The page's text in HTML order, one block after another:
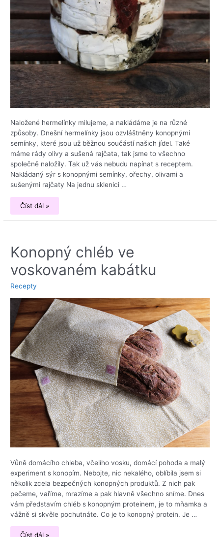
Naložené hermelínky milujeme, a nakládáme je na různé
způsoby. Dnešní hermelínky jsou ozvláštněny konopnými
semínky, které jsou už běžnou součástí našich jídel. Také
máme rády olivy a sušená rajčata, tak jsme to všechno
společně naložily. Tak už vás nebudu napínat s receptem.
Nakládaný sýr s konopnými semínky, ořechy, olivami a
sušenými rajčaty Na jednu sklenici …
Naložte
si
hermelínky
s
Číst dál »
Konopný chléb ve
voskovaném kabátku
Recepty
Vůně domácího chleba, včelího vosku, domácí pohoda a malý
experiment s konopím. Nebojte, nic nekalého, oblíbila jsem si
několik zcela bezpečných konopných produktů. Z nich pak
pečeme, vaříme, mrazíme a pak hlavně všechno sníme. Dnes
vám představím chléb s konopným proteinem, je to mňamka a
vážně si skvěle pochutnáte. Co je to konopný protein. Je …
Konopný
Číst dál »